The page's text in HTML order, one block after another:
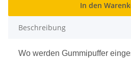
In den
Beschreibung
Wo werden Gummipuffer